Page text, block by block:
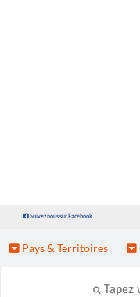
Suivez nous sur Facebook
Pays & Territoires